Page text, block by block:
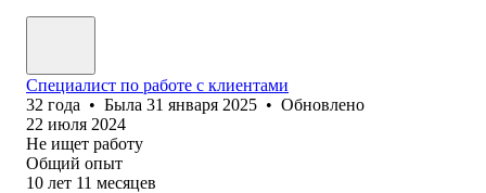
Специалист по работе с клиентами
32 года • Была 31 января 2025 • Обновлено
22 июля 2024
Не ищет работу
Общий опыт
10 лет 11 месяцев